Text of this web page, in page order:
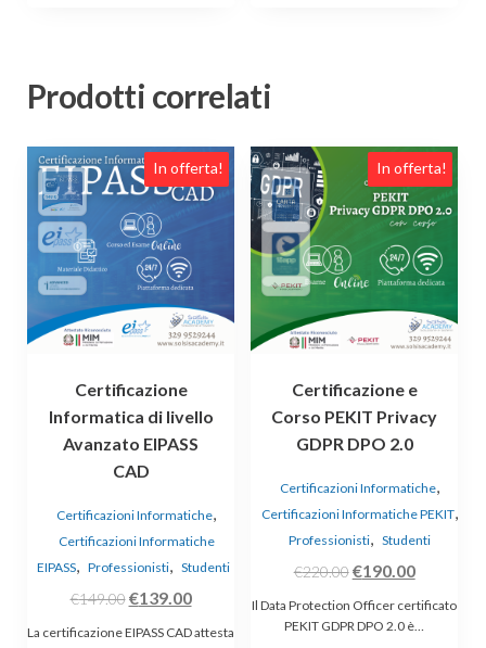
Prodotti correlati
In offerta!
Certificazione
Informatica di livello
Avanzato EIPASS
CAD
Certificazioni Informatiche,
Certificazioni Informatiche
EIPASS, Professionisti, Studenti
€149.00 Il
prezzo
€139.00Il
prezzo
La certificazione EIPASS CAD attesta
In offerta!
Certificazione e
Corso PEKIT Privacy
GDPR DPO 2.0
Certificazioni Informatiche,
Certificazioni Informatiche PEKIT,
Professionisti, Studenti
€220.00Il
prezzo
originale
€190.00Il
prezzo
attuale
Il Data Protection Officer certificato
PEKIT GDPR DPO 2.0 è…